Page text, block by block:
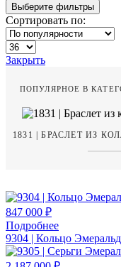
Выберите фильтры
Сортировать по:
Закрыть
ПОПУЛЯРНОЕ В
1831 | БРАСЛЕТ ИЗ
847 000 ₽
Подробнее
9304 | Кольцо